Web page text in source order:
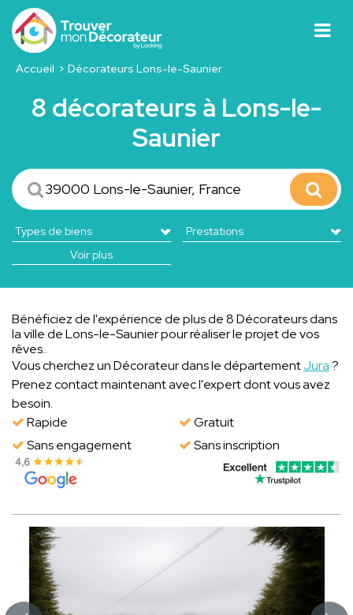
Accueil Décorateurs Lons-le-Saunier
8 décorateurs à Lons-le-
Saunier
Voir plus
Bénéficiez de l'expérience de plus de 8 Décorateurs dans
la ville de Lons-le-Saunier pour réaliser le projet de vos
rêves..
Vous cherchez un Décorateur dans le départementJura?
Prenez contact maintenant avec l'expert dont vous avez
besoin.
Rapide
Gratuit
Sans engagement
Sans inscription